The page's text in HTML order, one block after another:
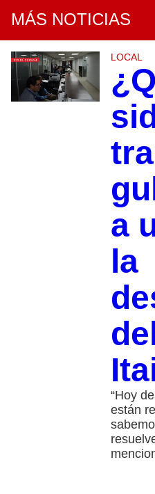
MÁS NOTICIAS
LOCAL
a
la
“Hoy
están